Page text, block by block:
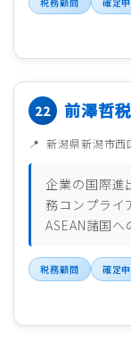
前澤哲
新潟県新潟市西
企業の国際進
務コンプライ
ASEAN諸国へ
税務顧問 確定